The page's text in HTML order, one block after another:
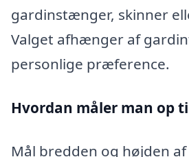
gardinstænger, skinner
Valget afhænger af
personlige præference.
Hvordan måler man op
Mål bredden og højden